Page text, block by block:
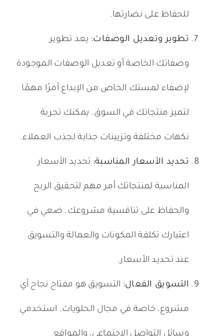
للحفاظ على نضارتها.
تطوير وتعديل الوصفات: يعد تطوير
وصفاتك الخاصة أو تعديل الوصفات الموجودة
لإضفاء لمستك الخاص من الإبداع أمرًا مهمًا
لتميز منتجاتك في السوق. يمكنك تجربة
نكهات مختلفة وتزيينات جذابة لجذب العملاء.
تحديد الأسعار المناسبة: تحديد الأسعار
المناسبة لمنتجاتك أمر مهم لتحقيق الربح
والحفاظ على تنافسية مشروعك. ضعي في
اعتبارك تكلفة المكونات والعمالة والتسويق
عند تحديد الأسعار.
التسويق الفعال: التسويق هو مفتاح نجاح أي
مشروع، خاصة في مجال الحلويات. استخدمي